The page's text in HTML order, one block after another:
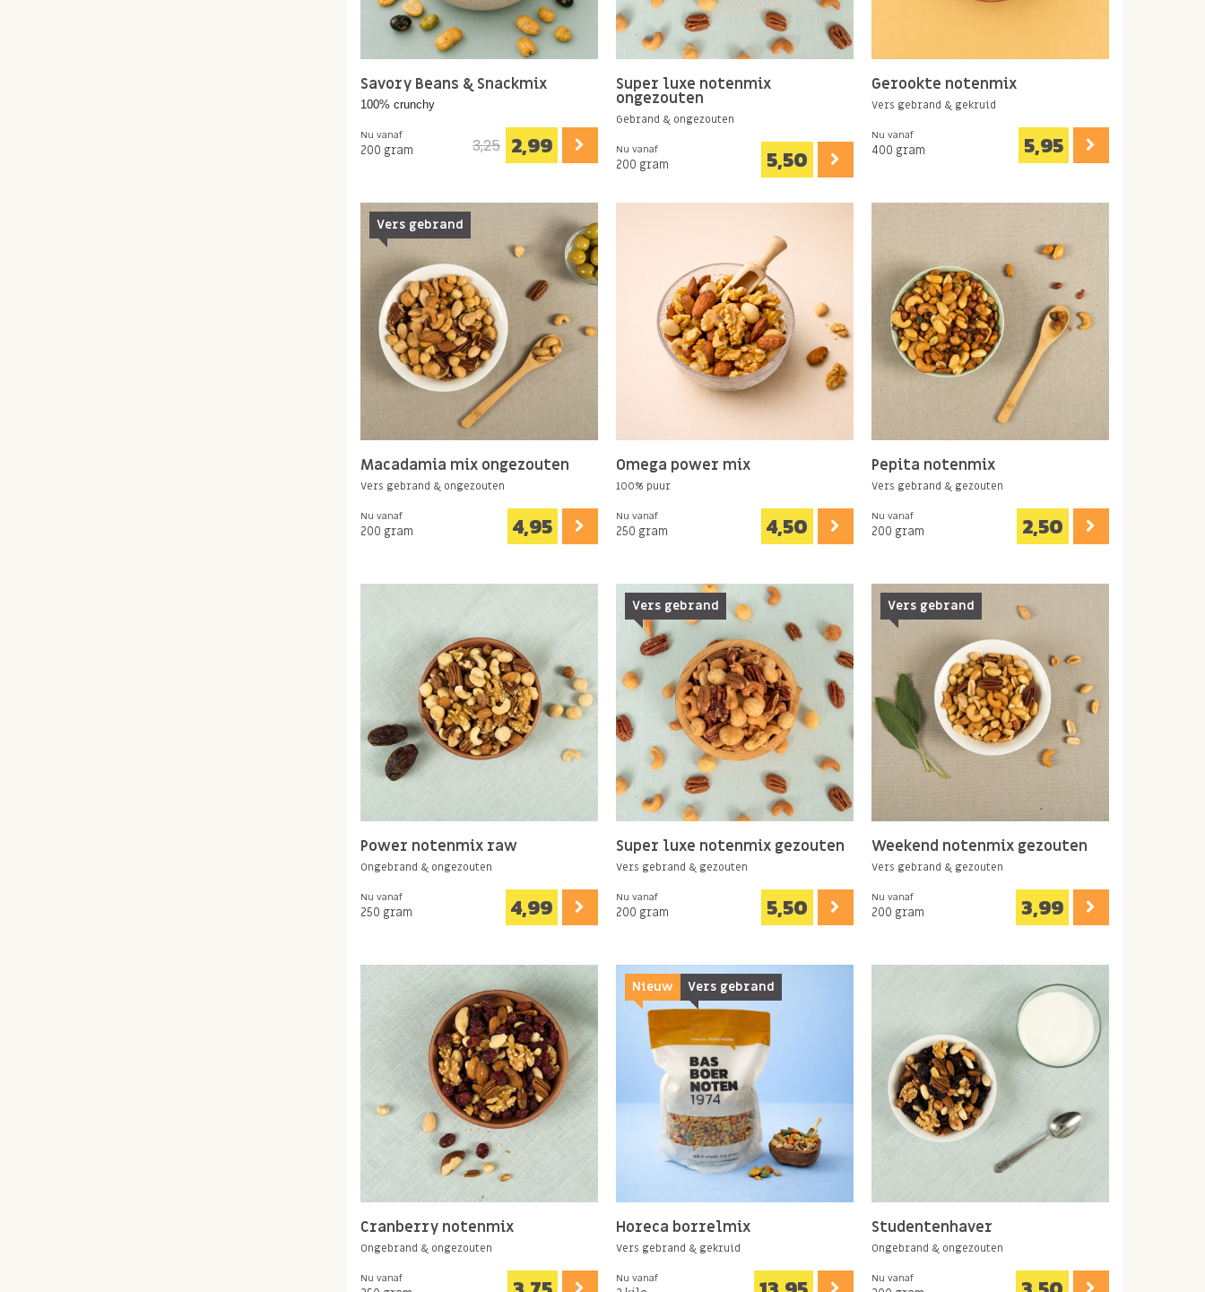
Savory Beans & Snackmix
100% crunchy
Nu vanaf
200 gram 3,25 2,99
Super luxe notenmix
ongezouten
Gebrand & ongezouten
Nu vanaf
200 gram 5,50
Gerookte notenmix
Vers gebrand & gekruid
Nu vanaf
400 gram 5,95
Vers gebrand
Macadamia mix ongezouten
Vers gebrand & ongezouten
Nu vanaf
200 gram 4,95
Omega power mix
100% puur
Nu vanaf
250 gram 4,50
Pepita notenmix
Vers gebrand & gezouten
Nu vanaf
200 gram 2,50
Power notenmix raw
Ongebrand & ongezouten
Nu vanaf
250 gram 4,99
Vers gebrand
Super luxe notenmix gezouten
Vers gebrand & gezouten
Nu vanaf
200 gram 5,50
Vers gebrand
Weekend notenmix gezouten
Vers gebrand & gezouten
Nu vanaf
200 gram 3,99
Cranberry notenmix
Ongebrand & ongezouten
Nu vanaf
Nieuw Vers gebrand
Horeca borrelmix
Vers gebrand & gekruid
Nu vanaf
Studentenhaver
Ongebrand & ongezouten
Nu vanaf